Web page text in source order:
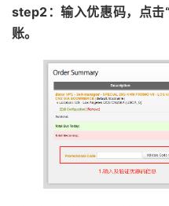
step2：输入优惠码，点
账。